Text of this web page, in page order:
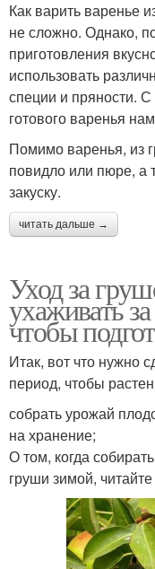
Как варить варенье
не сложно. Однако,
приготовления
использовать
специи и пряности.
готового варенья
Помимо варенья, из
повидло или пюре, а
закуску.
читать дальше →
Уход за
ухаживать
чтобы
Итак, вот что нужно
период, чтобы
собрать урожай
на хранение;
О том, когда
груши зимой,